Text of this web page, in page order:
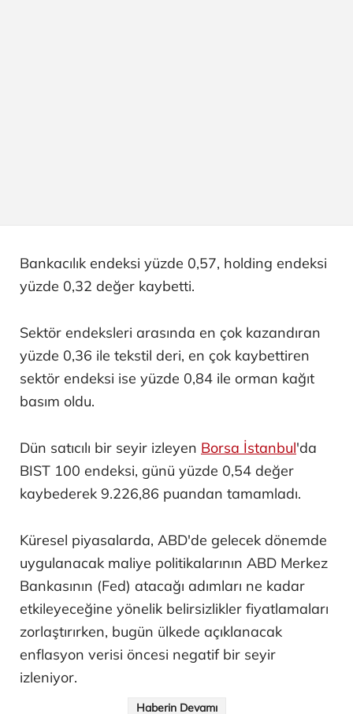
Bankacılık endeksi yüzde 0,57, holding endeksi
yüzde 0,32 değer kaybetti.
Sektör endeksleri arasında en çok kazandıran
yüzde 0,36 ile tekstil deri, en çok kaybettiren
sektör endeksi ise yüzde 0,84 ile orman kağıt
basım oldu.
Dün satıcılı bir seyir izleyen Borsa İstanbul'da
BIST 100 endeksi, günü yüzde 0,54 değer
kaybederek 9.226,86 puandan tamamladı.
Küresel piyasalarda, ABD'de gelecek dönemde
uygulanacak maliye politikalarının ABD Merkez
Bankasının (Fed) atacağı adımları ne kadar
etkileyeceğine yönelik belirsizlikler fiyatlamaları
zorlaştırırken, bugün ülkede açıklanacak
enflasyon verisi öncesi negatif bir seyir
izleniyor.
Haberin Devamı